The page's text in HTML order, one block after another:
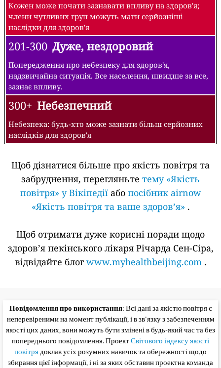
Кожен може почати зазнавати впливу на здоров'я;
члени чутливих груп можуть мати серйозніші
наслідки для здоров'я
201-300 Дуже, нездоровий
Попередження про небезпеку для здоров'я,
надзвичайна ситуація. Все населення, швидше за все,
зазнає впливу.
300+ Небезпечний
Небезпека: будь-хто може зазнати більш серйозних
наслідків для здоров'я
Щоб дізнатися більше про якість повітря та
забруднення, перегляньте тему «Якість
повітря» у Вікіпедіїабо посібник airnow
«Якість повітря та ваше здоров’я» .
Щоб отримати дуже корисні поради щодо
здоров’я пекінського лікаря Річарда Сен-Сіра,
відвідайте блог www.myhealthbeijing.com.
Повідомлення про використання: Всі дані за якістю повітря є
неперевіреними на момент публікації, і в зв'язку з забезпеченням
якості цих даних, вони можуть бути змінені в будь-який час та без
попереднього повідомлення. ПроектСвітового індексу якості
повітрядоклав усіх розумних навичок та обережності щодо
збирання цієї інформації, і ні за яких обставин проектна команда